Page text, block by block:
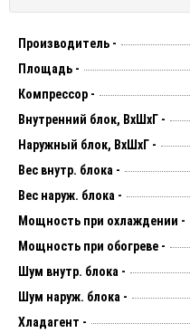
Производитель -
Площадь -
Компрессор -
Внутренний блок, ВхШхГ -
Наружный блок, ВхШхГ -
Вес внутр. блока -
Вес наруж. блока -
Мощность при охлаждении -
Мощность при обогреве -
Шум внутр. блока -
Шум наруж. блока -
Хладагент -